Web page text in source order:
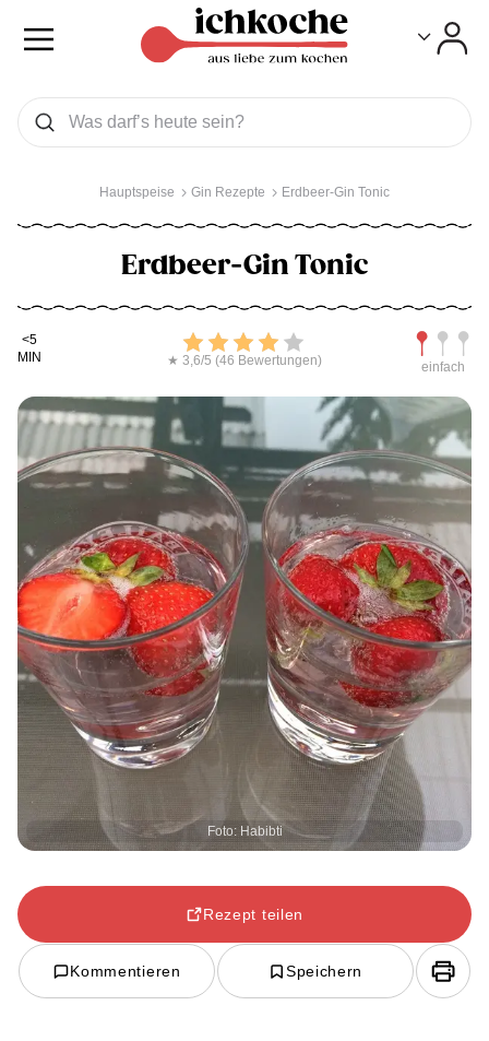
Was wollen Sie suchen
Suchen
Hauptspeise Gin Rezepte Erdbeer-Gin Tonic
Erdbeer-Gin Tonic
Kochdauer
<5
MIN
Bewerten
★ 3,6/5 (46 Bewertungen) einfach
Foto: Habibti
Rezept teilen
Kommentieren Speichern